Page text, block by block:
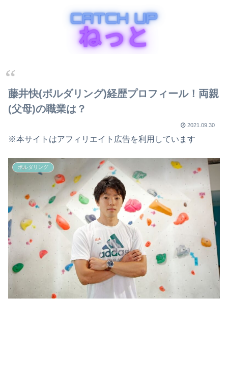
藤井快(ボルダリング)経歴プロフィール！両親
(父母)の職業は？
2021.09.30
※本サイトはアフィリエイト広告を利用しています
ボルダリング